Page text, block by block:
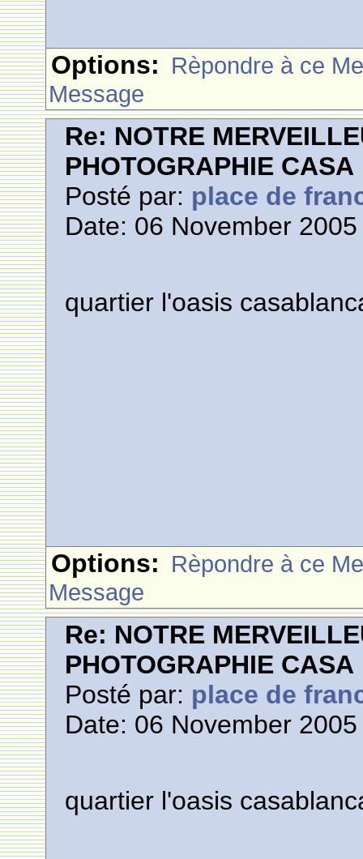
Options: Rèpondre à ce
Message
Re: NOTRE
PHOTOGRAPHIE CASA
Posté par: place de
Date: 06 November
quartier l'oasis
Options: Rèpondre à ce
Message
Re: NOTRE
PHOTOGRAPHIE CASA
Posté par: place de
Date: 06 November
quartier l'oasis